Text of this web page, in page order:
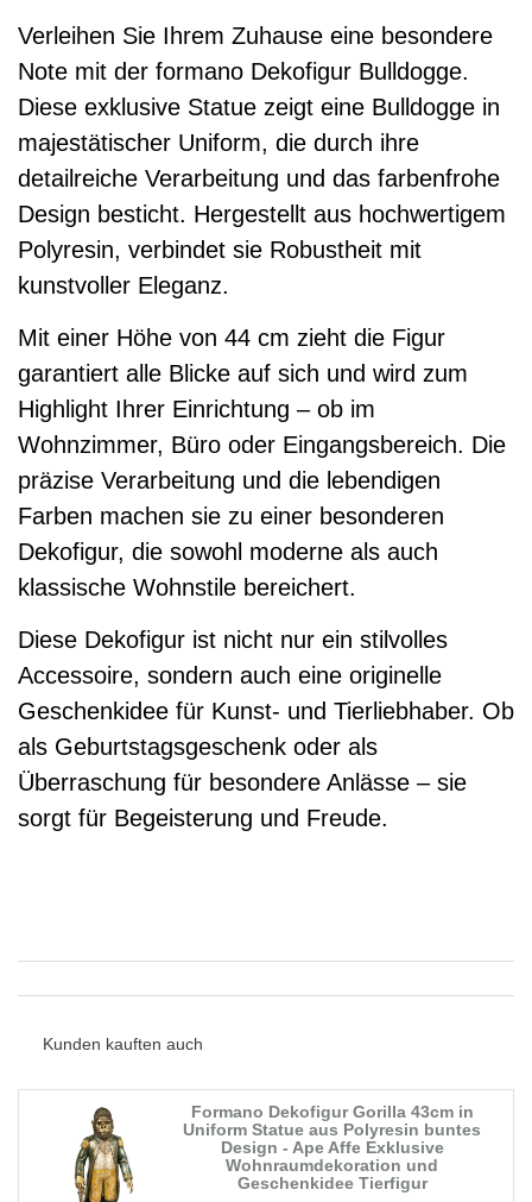
Verleihen Sie Ihrem Zuhause eine besondere
Note mit der formano Dekofigur Bulldogge.
Diese exklusive Statue zeigt eine Bulldogge in
majestätischer Uniform, die durch ihre
detailreiche Verarbeitung und das farbenfrohe
Design besticht. Hergestellt aus hochwertigem
Polyresin, verbindet sie Robustheit mit
kunstvoller Eleganz.
Mit einer Höhe von 44 cm zieht die Figur
garantiert alle Blicke auf sich und wird zum
Highlight Ihrer Einrichtung – ob im
Wohnzimmer, Büro oder Eingangsbereich. Die
präzise Verarbeitung und die lebendigen
Farben machen sie zu einer besonderen
Dekofigur, die sowohl moderne als auch
klassische Wohnstile bereichert.
Diese Dekofigur ist nicht nur ein stilvolles
Accessoire, sondern auch eine originelle
Geschenkidee für Kunst- und Tierliebhaber. Ob
als Geburtstagsgeschenk oder als
Überraschung für besondere Anlässe – sie
sorgt für Begeisterung und Freude.
Kunden kauften auch
Formano Dekofigur Gorilla 43cm in
Uniform Statue aus Polyresin buntes
Design - Ape Affe Exklusive
Wohnraumdekoration und
Geschenkidee Tierfigur